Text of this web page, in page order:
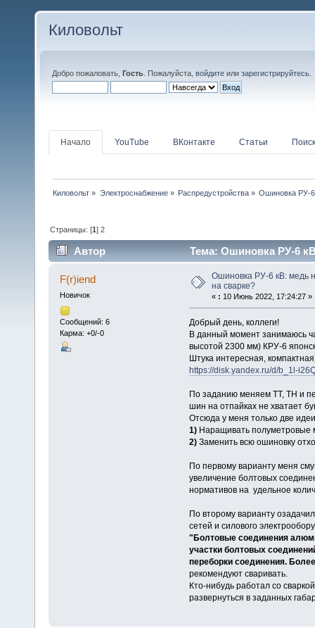
Киловольт
Добро пожаловать, Гость . Пожалуйста, войдите или зарегистрируйтесь
Начало YouTube ВКонтакте Статьи Поиск
Киловольт » Электроснабжение» Распредустройства» Ошиновка РУ-6
Страницы: [1]2
Автор
Тема: Ошиновка РУ-6
68809 раз)
F(r)iend
Новичок
Сообщений: 6
Карма: +0/-0
Ошиновка РУ-6 кВ: медь
на сварке?
« : 10 Июнь 2022, 17:24:27 »
Добрый день, коллеги!
В данный момент занимаюсь
высотой 2300 мм) КРУ-6
Штука интересная,
https://disk.yandex.ru/d/b_1l-
По заданию меняем ТТ, ТН и
шин на отпайках не хватает
Отсюда у меня только две
1)Наращивать полуметровые
2) Заменить всю ошиновку
По первому варианту меня
увеличение болтовых
нормативов на удельное
По второму варианту
сетей и силового
"Болтовые соединения
участки болтовых
переборки соединения.
рекомендуют сваривать.
Кто-нибудь работал со
развернуться в заданных